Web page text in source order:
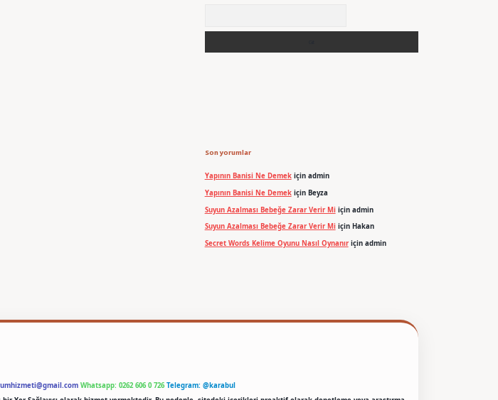
Son yorumlar
Yapının Banisi Ne Demekiçin admin
Yapının Banisi Ne Demekiçin Beyza
Suyun Azalması Bebeğe Zarar Verir Miiçin admin
Suyun Azalması Bebeğe Zarar Verir Miiçin Hakan
Secret Words Kelime Oyunu Nasıl Oynanıriçin admin
Whatsapp: 0262 606 0 726 Telegram: @karabul